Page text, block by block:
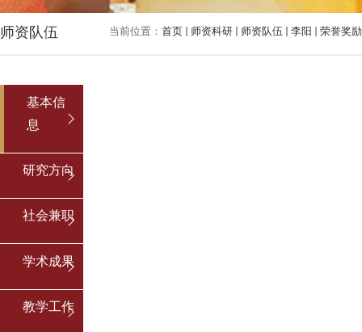
当前位置： 首页 师资科研 师资队伍 李阳 荣誉奖励
师资队伍
基本信
息
研究方向
社会兼职
学术成果
教学工作